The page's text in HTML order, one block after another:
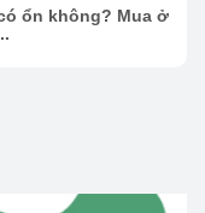
ổn không? Mua ở